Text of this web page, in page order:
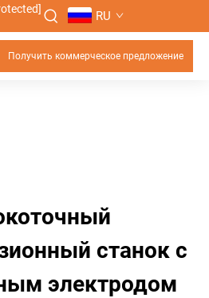
RU
Получить коммерческое предложение
станок с
электродом